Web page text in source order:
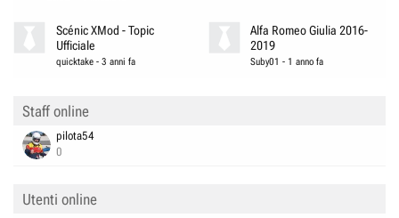
Scénic XMod - Topic
Ufficiale
quicktake -3 anni fa
Alfa Romeo Giulia 2016-
2019
Suby01 - 1 anno fa
Staff online
pilota54
0
Utenti online